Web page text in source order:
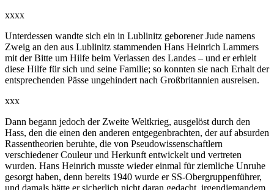
xxxx
Unterdessen wandte sich ein in Lublinitz geborener Jude namens
Zweig an den aus Lublinitz stammenden Hans Heinrich Lammers
mit der Bitte um Hilfe beim Verlassen des Landes – und er erhielt
diese Hilfe für sich und seine Familie; so konnten sie nach Erhalt der
entsprechenden Pässe ungehindert nach Großbritannien ausreisen.
xxx
Dann begann jedoch der Zweite Weltkrieg, ausgelöst durch den
Hass, den die einen den anderen entgegenbrachten, der auf absurden
Rassentheorien beruhte, die von Pseudowissenschaftlern
verschiedener Couleur und Herkunft entwickelt und vertreten
wurden. Hans Heinrich musste wieder einmal für ziemliche Unruhe
gesorgt haben, denn bereits 1940 wurde er SS-Obergruppenführer,
und damals hätte er sicherlich nicht daran gedacht, irgendjemandem